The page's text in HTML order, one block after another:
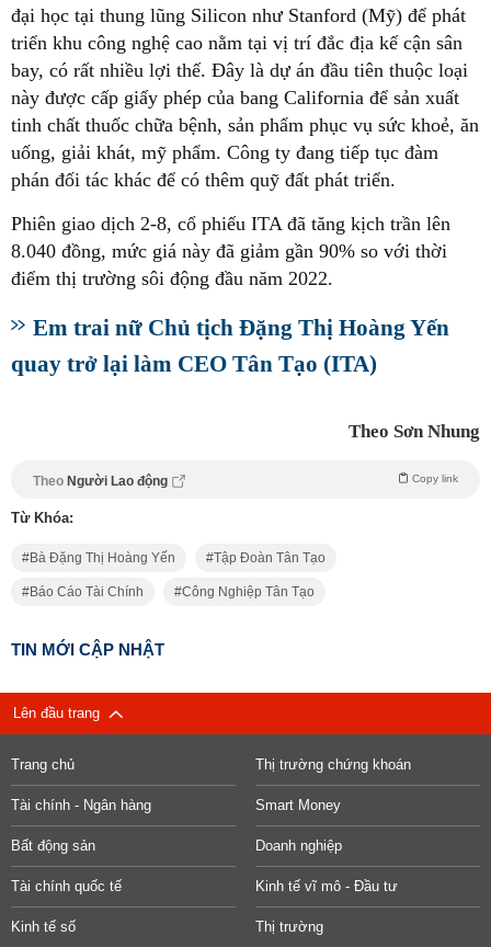
đại học tại thung lũng Silicon như Stanford (Mỹ) để phát
triển khu công nghệ cao nằm tại vị trí đắc địa kế cận sân
bay, có rất nhiều lợi thế. Đây là dự án đầu tiên thuộc loại
này được cấp giấy phép của bang California để sản xuất
tinh chất thuốc chữa bệnh, sản phẩm phục vụ sức khoẻ, ăn
uống, giải khát, mỹ phẩm. Công ty đang tiếp tục đàm
phán đối tác khác để có thêm quỹ đất phát triển.
Phiên giao dịch 2-8, cổ phiếu ITA đã tăng kịch trần lên
8.040 đồng, mức giá này đã giảm gần 90% so với thời
điểm thị trường sôi động đầu năm 2022.
Em trai nữ Chủ tịch Đặng Thị Hoàng Yến
quay trở lại làm CEO Tân Tạo (ITA)
Theo Sơn Nhung
Theo Người Lao động Copy link
Từ Khóa:
Bà Đặng Thị Hoàng Yến Tập Đoàn Tân Tạo
Báo Cáo Tài Chính Công Nghiệp Tân Tạo
TIN MỚI CẬP NHẬT
Lên đầu trang
Trang chủ Thị trường chứng khoán
Tài chính - Ngân hàng Smart Money
Bất động sản Doanh nghiệp
Tài chính quốc tế Kinh tế vĩ mô - Đầu tư
Kinh tế số Thị trường